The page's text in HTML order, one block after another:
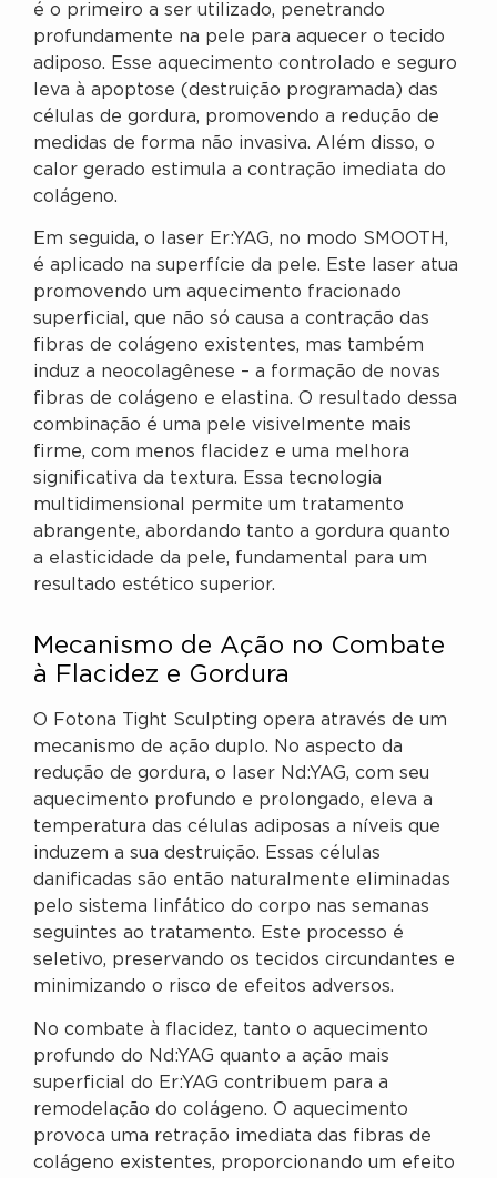
é o primeiro a ser utilizado, penetrando
profundamente na pele para aquecer o tecido
adiposo. Esse aquecimento controlado e seguro
leva à apoptose (destruição programada) das
células de gordura, promovendo a redução de
medidas de forma não invasiva. Além disso, o
calor gerado estimula a contração imediata do
colágeno.
Em seguida, o laser Er:YAG, no modo SMOOTH,
é aplicado na superfície da pele. Este laser atua
promovendo um aquecimento fracionado
superficial, que não só causa a contração das
fibras de colágeno existentes, mas também
induz a neocolagênese – a formação de novas
fibras de colágeno e elastina. O resultado dessa
combinação é uma pele visivelmente mais
firme, com menos flacidez e uma melhora
significativa da textura. Essa tecnologia
multidimensional permite um tratamento
abrangente, abordando tanto a gordura quanto
a elasticidade da pele, fundamental para um
resultado estético superior.
Mecanismo de Ação no Combate
à Flacidez e Gordura
O Fotona Tight Sculpting opera através de um
mecanismo de ação duplo. No aspecto da
redução de gordura, o laser Nd:YAG, com seu
aquecimento profundo e prolongado, eleva a
temperatura das células adiposas a níveis que
induzem a sua destruição. Essas células
danificadas são então naturalmente eliminadas
pelo sistema linfático do corpo nas semanas
seguintes ao tratamento. Este processo é
seletivo, preservando os tecidos circundantes e
minimizando o risco de efeitos adversos.
No combate à flacidez, tanto o aquecimento
profundo do Nd:YAG quanto a ação mais
superficial do Er:YAG contribuem para a
remodelação do colágeno. O aquecimento
provoca uma retração imediata das fibras de
colágeno existentes, proporcionando um efeito